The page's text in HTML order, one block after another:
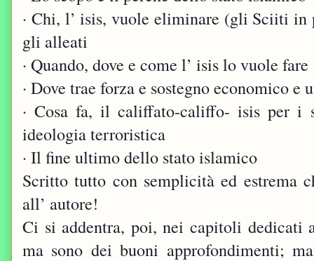
· Chi, l’ isis, vuole eliminare (gli Sciiti
gli alleati
· Quando, dove e come l’ isis lo vuole fare
· Dove trae forza e sostegno economico e
· Cosa fa, il califfato-califfo- isis per i
ideologia terroristica
· Il fine ultimo dello stato islamico
Scritto tutto con semplicità ed estrema
all’ autore!
Ci si addentra, poi, nei capitoli dedicati
ma sono dei buoni approfondimenti;